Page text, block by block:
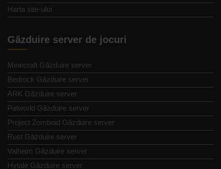
Harta site-ului
Găzduire server de jocuri
Minecraft Găzduire server
Bedrock Găzduire server
ARK Găzduire server
Palworld Găzduire server
Project Zomboid Găzduire server
Rust Găzduire server
Valheim Găzduire server
Hytale Găzduire server